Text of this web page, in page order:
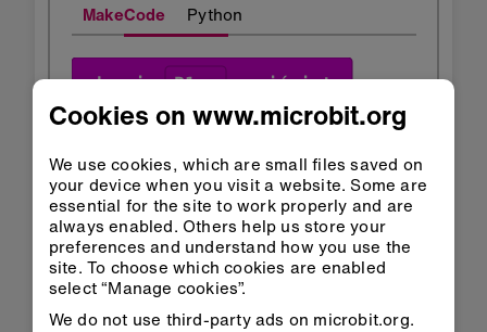
MakeCode Python
Otwórz w
klasie
Otwórz w
Cookies on www.microbit.org
We use cookies, which are small files saved on
your device when you visit a website. Some are
essential for the site to work properly and are
always enabled. Others help us store your
preferences and understand how you use the
site. To choose which cookies are enabled
select “Manage cookies”.
We do not use third-party ads on microbit.org.